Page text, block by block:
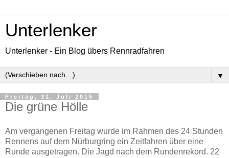
Unterlenker
Unterlenker - Ein Blog übers Rennradfahren
▼
Freitag, 31. Juli 2015
Die grüne Hölle
Am vergangenen Freitag wurde im Rahmen des 24 Stunden
Rennens auf dem Nürburgring ein Zeitfahren über eine
Runde ausgetragen. Die Jagd nach dem Rundenrekord. 22